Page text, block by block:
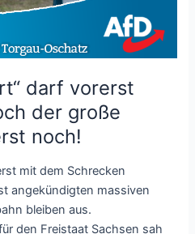
darf vorerst
der große
noch!
mit dem Schrecken
angekündigten massiven
bleiben aus.
den Freistaat Sachsen sah